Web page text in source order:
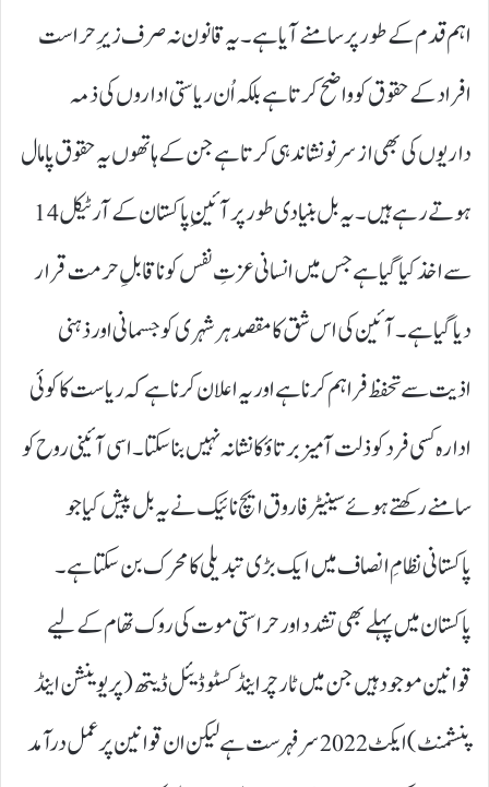
اہم قدم کے طور پر سامنے آیا ہے۔ یہ قانون نہ صرف زیرِ حراست
افراد کے حقوق کو واضح کرتا ہے بلکہ اُن ریاستی اداروں کی ذمہ
داریوں کی بھی ازسرنو نشاندہی کرتا ہے جن کے ہاتھوں یہ حقوق پامال
ہوتے رہے ہیں۔ یہ بل بنیادی طور پر آئینِ پاکستان کے آرٹیکل 14
سے اخذ کیا گیا ہے جس میں انسانی عزتِ نفس کو ناقابلِ حرمت قرار
دیا گیا ہے۔ آئین کی اس شق کا مقصد ہر شہری کو جسمانی اور ذہنی
اذیت سے تحفظ فراہم کرنا ہے اور یہ اعلان کرنا ہے کہ ریاست کا کوئی
ادارہ کسی فرد کو ذلت آمیز برتاؤ کا نشانہ نہیں بنا سکتا۔ اسی آئینی روح کو
سامنے رکھتے ہوئے سینیٹر فاروق ایچ نائیک نے یہ بل پیش کیا جو
پاکستانی نظامِ انصاف میں ایک بڑی تبدیلی کا محرک بن سکتا ہے۔
پاکستان میں پہلے بھی تشدد اور حراستی موت کی روک تھام کے لیے
قوانین موجود ہیں جن میں ٹارچر اینڈ کسٹوڈیئل ڈیتھ ( پریوینشن اینڈ
پنشمنٹ) ایکٹ 2022سرفہرست ہے لیکن ان قوانین پر عمل درآمد